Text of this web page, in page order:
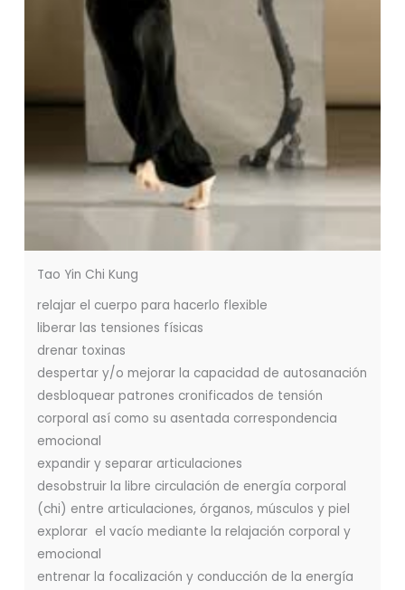
Tao Yin Chi Kung
relajar el cuerpo para hacerlo flexible
liberar las tensiones físicas
drenar toxinas
despertar y/o mejorar la capacidad de autosanación
desbloquear patrones cronificados de tensión
corporal así como su asentada correspondencia
emocional
expandir y separar articulaciones
desobstruir la libre circulación de energía corporal
(chi) entre articulaciones, órganos, músculos y piel
explorar el vacío mediante la relajación corporal y
emocional
entrenar la focalización y conducción de la energía